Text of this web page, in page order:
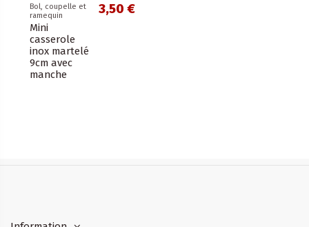
Bol, coupelle et
ramequin
Mini
casserole
inox martelé
9cm avec
manche
3,50 €